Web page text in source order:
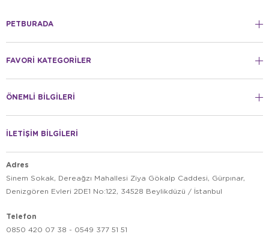
PETBURADA
FAVORİ KATEGORİLER
ÖNEMLİ BİLGİLERİ
İLETİŞİM BİLGİLERİ
Adres
Sinem Sokak, Dereağzı Mahallesi Ziya Gökalp Caddesi, Gürpınar,
Denizgören Evleri 2DE1 No:122, 34528 Beylikdüzü / İstanbul
Telefon
0850 420 07 38 - 0549 377 51 51